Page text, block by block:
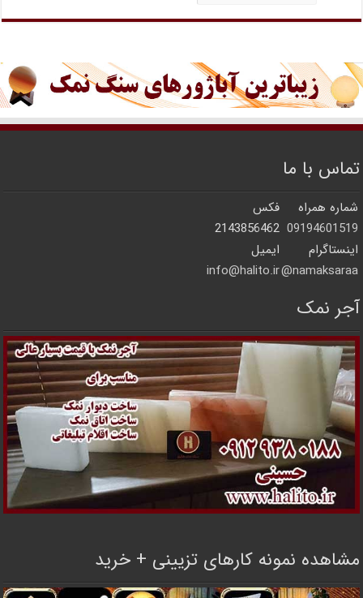
تماس با ما
شماره همراه
فکس
09194601519
2143856462
اینستاگرام
ایمیل
namaksaraa@
info@halito.ir
آجر نمک
مشاهده نمونه کارهای تزیینی + خرید